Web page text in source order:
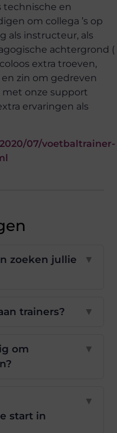
technische en
om collega ’s op
als instructeur, als
achtergrond (
extra troeven,
zin om gedreven
onze support
ervaringen als
07/voetbaltrainer-
zoeken jullie
▼
trainers? ▼
om
▼
start in
▼